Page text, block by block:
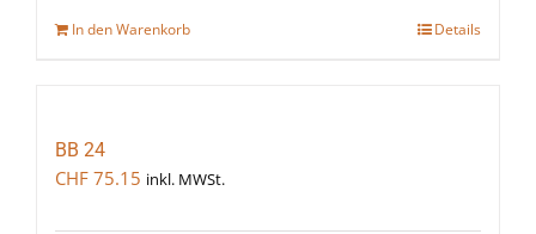
In den Warenkorb Details
BB 24
CHF 75.15 inkl. MWSt.